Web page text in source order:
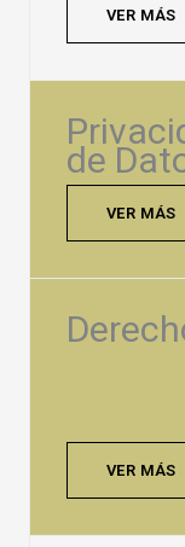
VER MÁS
de
VER MÁS
VER MÁS